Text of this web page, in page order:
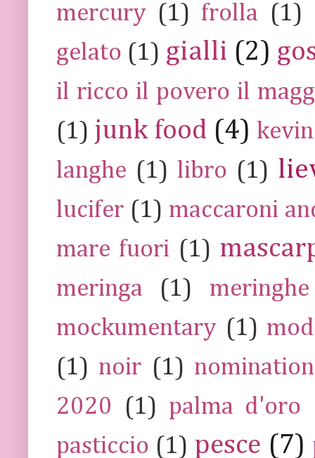
mercury (1) frolla (1)
gelato (1) gialli (2)
il ricco il povero il
(1) junk food (4)
langhe (1) libro (1)
lucifer (1) maccaroni
mare fuori (1)
meringa (1)
meringhe
mockumentary (1)
(1) noir (1)
2020
(1) palma d'oro
pasticcio (1) pesce (7)